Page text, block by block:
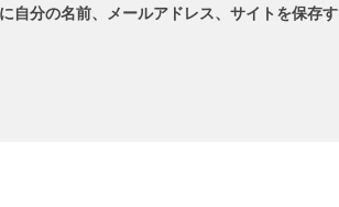
自分の名前、メールアドレス、サイトを保存す